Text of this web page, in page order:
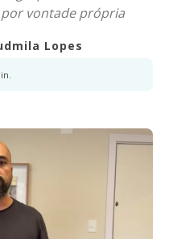
vontade própria
Lopes